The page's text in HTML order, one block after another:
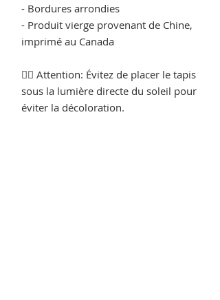
- Bordures arrondies
- Produit vierge provenant de Chine,
imprimé au Canada
👉🏻 Attention: Évitez de placer le tapis
sous la lumière directe du soleil pour
éviter la décoloration.